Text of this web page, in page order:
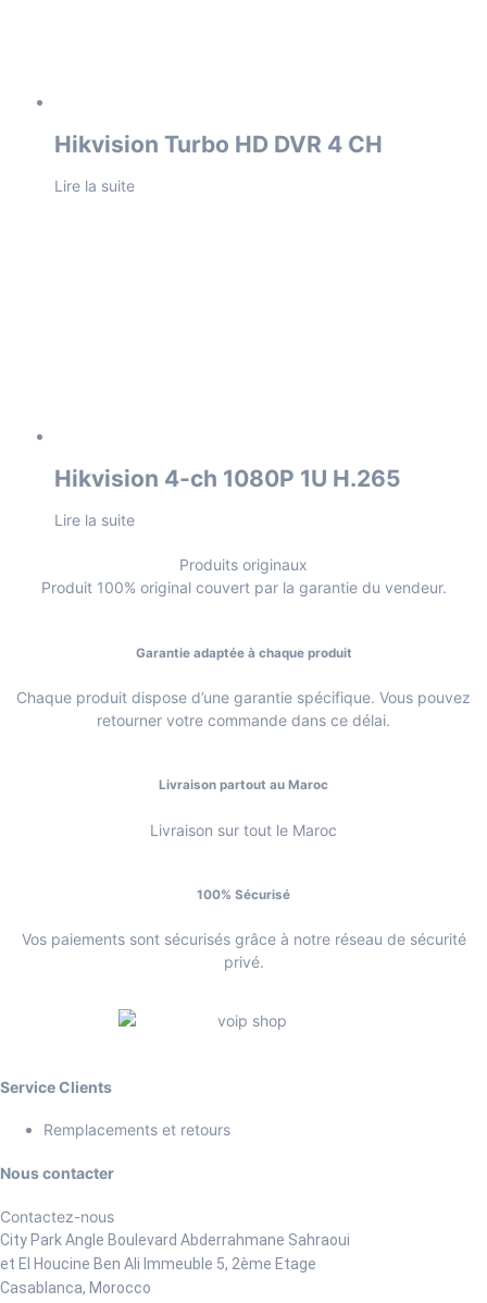
Hikvision Turbo HD DVR 4 CH
Lire la suite
Hikvision 4-ch 1080P 1U H.265
Lire la suite
Produits originaux
Produit 100% original couvert par la garantie du vendeur.
Garantie adaptée à chaque produit
Chaque produit dispose d’une garantie spécifique. Vous pouvez
retourner votre commande dans ce délai.
Livraison partout au Maroc
Livraison sur tout le Maroc
100% Sécurisé
Vos paiements sont sécurisés grâce à notre réseau de sécurité
privé.
Service Clients
Remplacements et retours
Nous contacter
Contactez-nous
City Park Angle Boulevard Abderrahmane Sahraoui
et El Houcine Ben Ali Immeuble 5, 2ème Etage
Casablanca, Morocco